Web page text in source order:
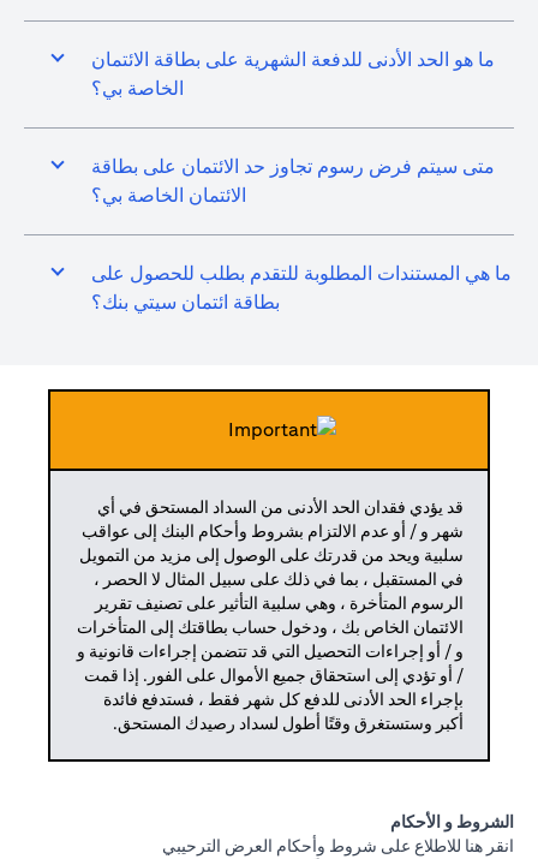
ما هو الحد الأدنى للدفعة الشهرية على بطاقة الائتمان
الخاصة بي؟
متى سيتم فرض رسوم تجاوز حد الائتمان على بطاقة
الائتمان الخاصة بي؟
ما هي المستندات المطلوبة للتقدم بطلب للحصول على
بطاقة ائتمان سيتي بنك؟
قد يؤدي فقدان الحد الأدنى من السداد المستحق في أي
شهر و / أو عدم الالتزام بشروط وأحكام البنك إلى عواقب
سلبية ويحد من قدرتك على الوصول إلى مزيد من التمويل
في المستقبل ، بما في ذلك على سبيل المثال لا الحصر ،
الرسوم المتأخرة ، وهي سلبية التأثير على تصنيف تقرير
الائتمان الخاص بك ، ودخول حساب بطاقتك إلى المتأخرات
و / أو إجراءات التحصيل التي قد تتضمن إجراءات قانونية و
/ أو تؤدي إلى استحقاق جميع الأموال على الفور. إذا قمت
بإجراء الحد الأدنى للدفع كل شهر فقط ، فستدفع فائدة
أكبر وستستغرق وقتًا أطول لسداد رصيدك المستحق.
الشروط و الأحكام
انقر هنا للاطلاع على شروط وأحكام العرض الترحيبي